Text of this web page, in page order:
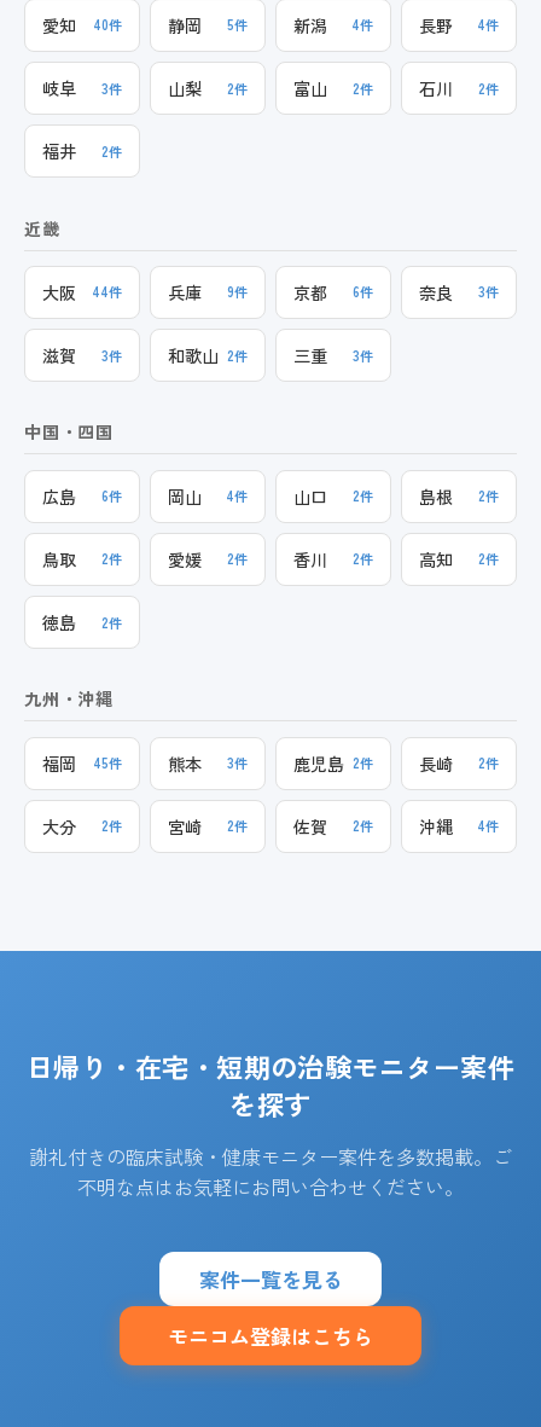
愛知 40件 静岡 5件 新潟 4件 長野 4件
岐阜 3件 山梨 2件 富山 2件 石川 2件
福井 2件
近畿
大阪 44件 兵庫 9件 京都 6件 奈良 3件
滋賀 3件 和歌山 2件 三重 3件
中国・四国
広島 6件 岡山 4件 山口 2件 島根 2件
鳥取 2件 愛媛 2件 香川 2件 高知 2件
徳島 2件
九州・沖縄
福岡 45件 熊本 3件 鹿児島 2件 長崎 2件
大分 2件 宮崎 2件 佐賀 2件 沖縄 4件
日帰り・在宅・短期の治験モニター案件
を探す
謝礼付きの臨床試験・健康モニター案件を多数掲載。ご
不明な点はお気軽にお問い合わせください。
案件一覧を見る
モニコム登録はこちら